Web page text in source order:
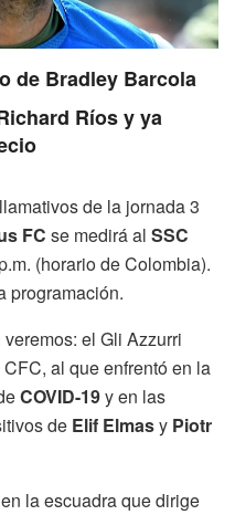
de Bradley Barcola
Ríos y ya
de la jornada 3
FC se medirá al SSC
(horario de Colombia).
programación.
el Gli Azzurri
al que enfrentó en la
COVID-19y en las
de Elif Elmasy Piotr
la escuadra que dirige